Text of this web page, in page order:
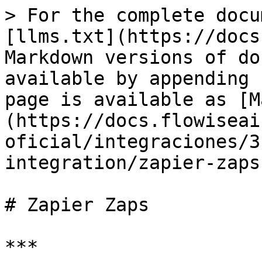
> For the complete
[llms.txt](https://
Markdown versions of
available by
page is available as
(https://
oficial/integraciones/
integration/zapier-
# Zapier Zaps
***